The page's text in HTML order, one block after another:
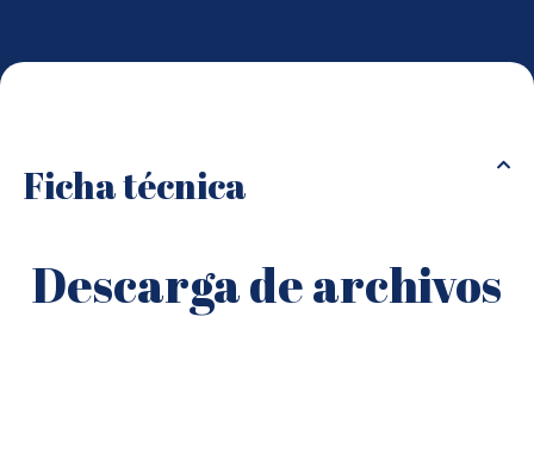
Ficha técnica
Descarga de archivos